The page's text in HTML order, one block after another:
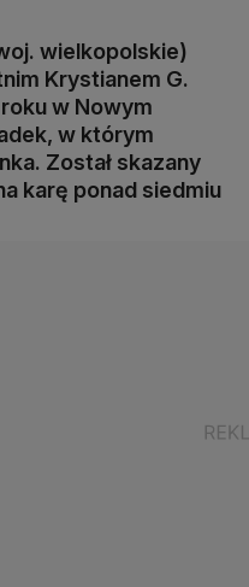
wielkopolskie)
Krystianem G.
w Nowym
w którym
Został skazany
karę ponad siedmiu